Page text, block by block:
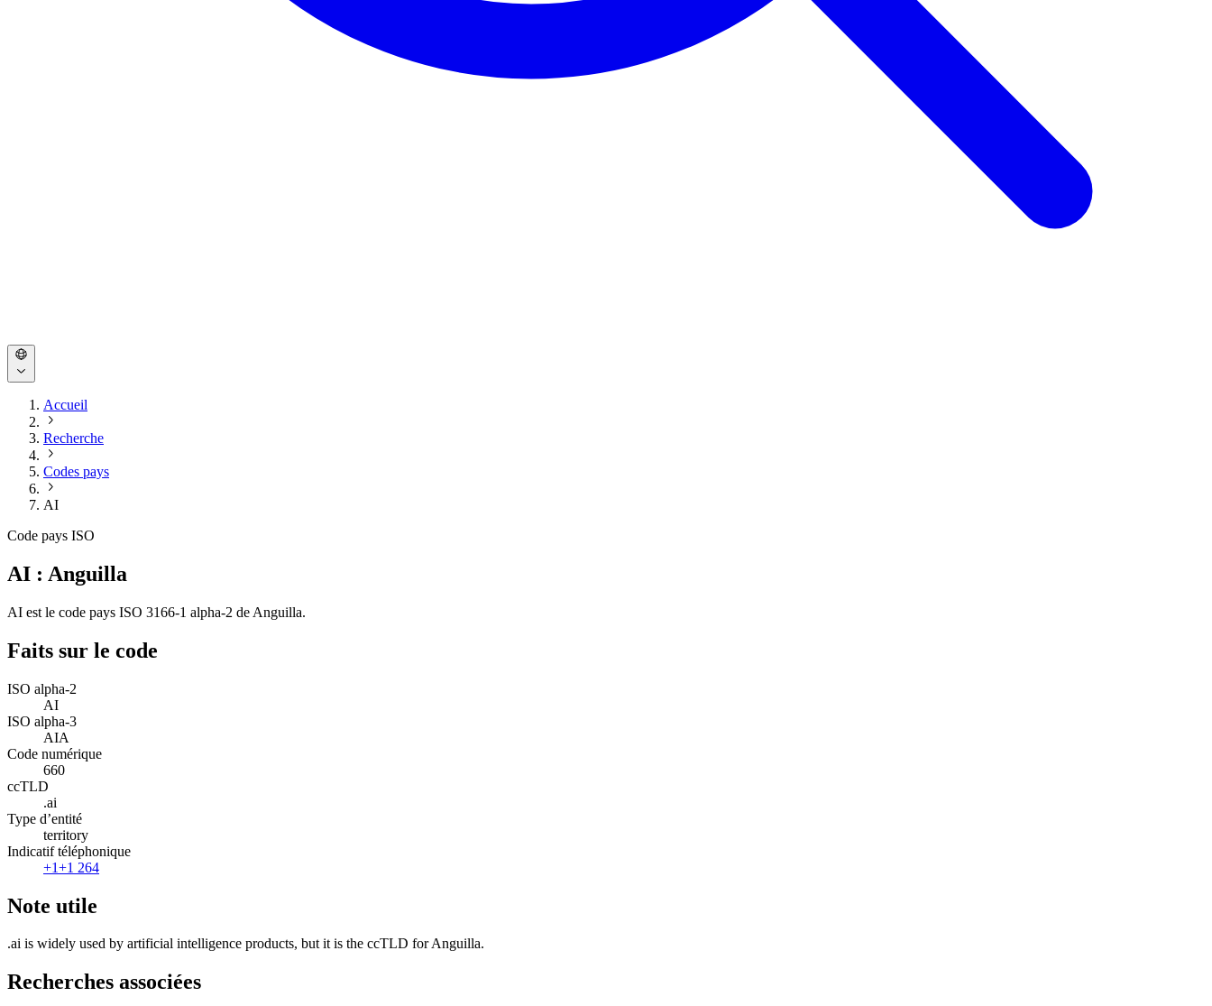
Accueil
Recherche
Codes pays
AI
Code pays ISO
AI : Anguilla
AI est le code pays ISO 3166-1 alpha-2 de Anguilla.
Faits sur le code
ISO alpha-2
AI
ISO alpha-3
AIA
Code numérique
660
ccTLD
.ai
Type d’entité
territory
Indicatif téléphonique
+1+1 264
Note utile
.ai is widely used by artificial intelligence products, but it is the ccTLD for Anguilla.
Recherches associées